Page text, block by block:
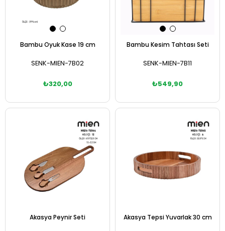
Bambu Oyuk Kase 19 cm
SENK-MIEN-7B02
₺320,00
Bambu Kesim Tahtası Seti
SENK-MIEN-7B11
₺549,90
Akasya Peynir Seti Akasya Tepsi Yuvarlak 30 cm